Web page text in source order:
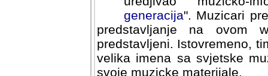
Muzicari predstavljeni u
na ovom web portalu
Istovremeno, tim nacinom
sa svjetske muzicke scene
materijale.